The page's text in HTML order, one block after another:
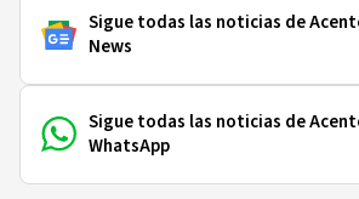
Sigue todas las noticias de
News
Sigue todas las noticias de
WhatsApp